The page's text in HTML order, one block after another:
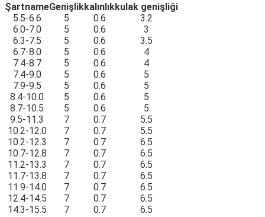
ŞartnameGenişlikkalınlıkkulak genişliği
5.5-6.6
5 0.6
3.2
6.0-7.0
5 0.6
3
6.3-7.5
5 0.6
3.5
6.7-8.0
5 0.6
4
7.4-8.7
5 0.6
4
7.4-9.0
5 0.6
5
7.9-9.5
5 0.6
5
8.4-10.0
5 0.6
5
8.7-10.5
5 0.6
5
9.5-11.3
7 0.7
5.5
10.2-12.0
7 0.7
5.5
10.2-12.3
7 0.7
6.5
10.7-12.8
7 0.7
6.5
11.2-13.3
7 0.7
6.5
11.7-13.8
7 0.7
6.5
11.9-14.0
7 0.7
6.5
12.4-14.5
7 0.7
6.5
14.3-15.5
7 0.7
6.5